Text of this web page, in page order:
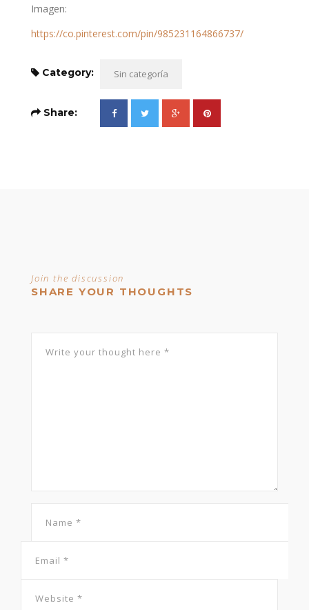
Imagen:
https://co.pinterest.com/pin/985231164866737/
Category: Sin categoría
Share:
Join the discussion
SHARE YOUR THOUGHTS